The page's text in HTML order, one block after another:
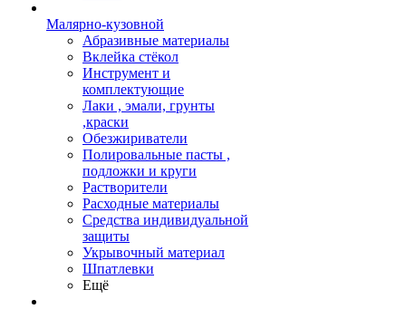
Малярно-кузовной
Абразивные материалы
Вклейка стёкол
Инструмент и
комплектующие
Лаки , эмали, грунты
,краски
Обезжириватели
Полировальные пасты ,
подложки и круги
Растворители
Расходные материалы
Средства индивидуальной
защиты
Укрывочный материал
Шпатлевки
Ещё